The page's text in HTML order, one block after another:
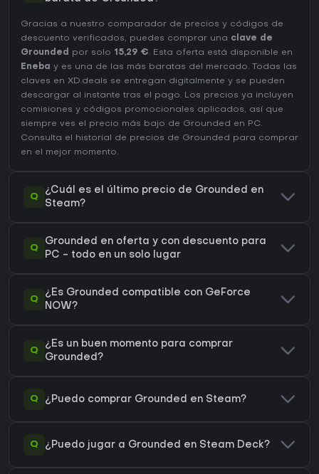
Gracias a nuestro comparador de precios y códigos de
descuento verificados, puedes comprar una clave de
Grounded
por solo 15,29 €. Esta oferta está disponible en
Eneba y es una de las más baratas del mercado. Todas las
claves en XD.deals se entregan digitalmente y se pueden
descargar al instante tras el pago. Los precios ya incluyen
comisiones y códigos promocionales aplicados, así que
siempre ves el precio más bajo de Grounded en PC.
Consulta el
historial de precios de Grounded para comprar
en el mejor momento.
Q
¿Cuál es el último precio de Grounded en
Steam?
Q
Grounded en oferta y con descuento para
PC - todo en un solo lugar
Q
¿Es Grounded compatible con GeForce
NOW?
Q
¿Es un buen momento para comprar
Grounded?
Q ¿Puedo comprar Grounded en Steam?
Q ¿Puedo jugar a Grounded en Steam Deck?